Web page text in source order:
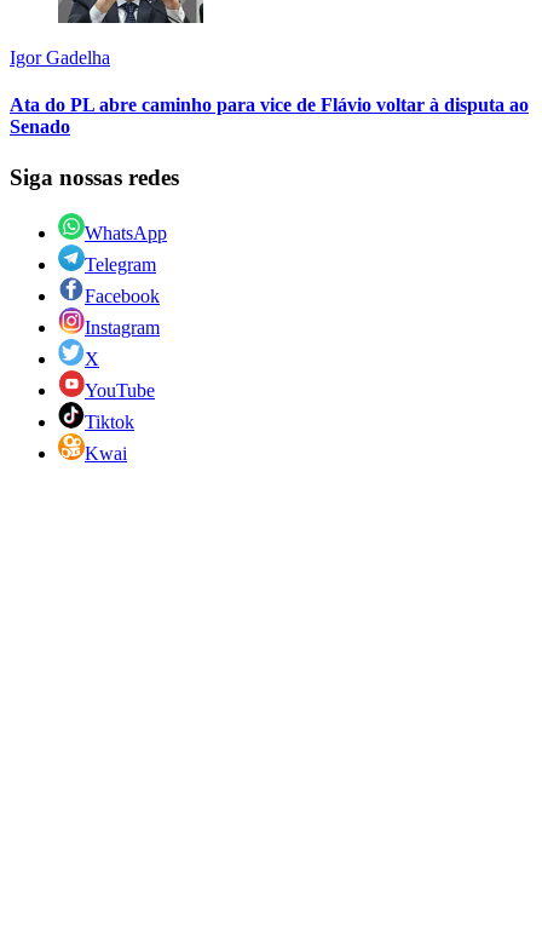
Igor Gadelha
Ata do PL abre caminho para vice de Flávio voltar à disputa ao
Senado
Siga nossas redes
WhatsApp
Telegram
Facebook
Instagram
X
YouTube
Tiktok
Kwai